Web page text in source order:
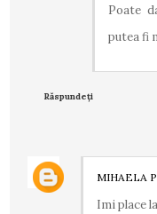
Poate
putea fi
Răspundeți
MIHAELA
Imi place